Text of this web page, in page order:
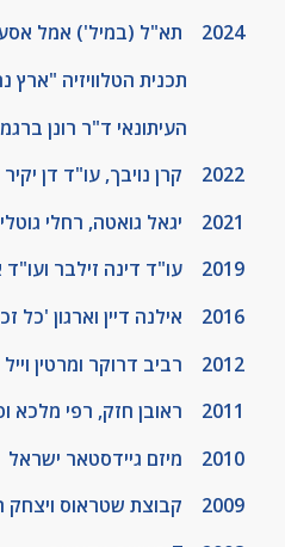
2024 תא"ל (במיל') אמל אסעד
תכנית הטלוויזיה "ארץ
העיתונאי ד"ר רונן
2022 קרן נויבך, עו"ד דן יקיר
2021 יגאל גואטה, רחלי גוטליב רושגולד
2019 עו"ד דינה זילבר ועו"ד אינסאף אבו שארב
2016 אילנה דיין וארגון 'כל זכות
2012 רביב דרוקר ומרטין וייל
2011 ראובן חזק, רפי מלכא ופלג רדאי (קו 300)
2010 מיזם גיידסטאר ישראל
2009 קבוצת שטראוס ויצחק רוזנר